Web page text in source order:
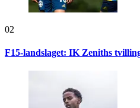
02
F15-landslaget: IK Zeniths